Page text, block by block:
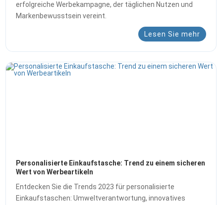
erfolgreiche Werbekampagne, der täglichen Nutzen und
Markenbewusstsein vereint.
Lesen Sie mehr
Personalisierte Einkaufstasche: Trend zu einem sicheren
Wert von Werbeartikeln
Entdecken Sie die Trends 2023 für personalisierte
Einkaufstaschen: Umweltverantwortung, innovatives